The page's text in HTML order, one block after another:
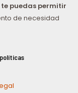
puedas permitir
de necesidad